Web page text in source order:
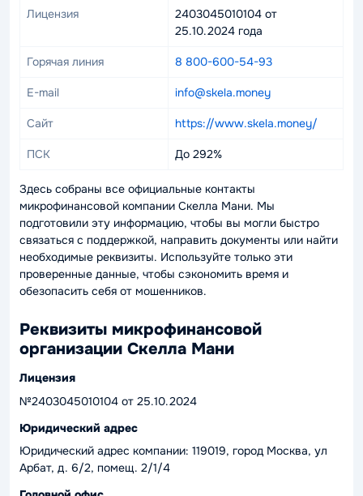
Лицензия
2403045010104 от
25.10.2024 года
Горячая линия 8 800-600-54-93
E-mail info@skela.money
Сайт https://www.skela.money/
ПСК До 292%
Здесь собраны все официальные контакты
микрофинансовой компании Скелла Мани. Мы
подготовили эту информацию, чтобы вы могли быстро
связаться с поддержкой, направить документы или найти
необходимые реквизиты. Используйте только эти
проверенные данные, чтобы сэкономить время и
обезопасить себя от мошенников.
Реквизиты микрофинансовой
организации Скелла Мани
Лицензия
№2403045010104 от 25.10.2024
Юридический адрес
Юридический адрес компании: 119019, город Москва, ул
Арбат, д. 6/2, помещ. 2/1/4